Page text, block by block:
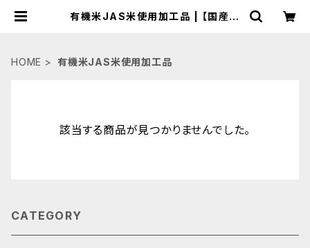
有機米JAS米使用加工品 | 【国産有
HOME
有機米JAS米使用加工品
該当する商品が見つかりませんでした。
CATEGORY